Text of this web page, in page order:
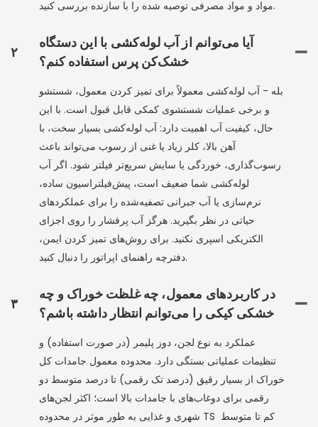
مواد و مواد مصرفی توصیه شده را با سازنده بررسی کنید.
۲
آیا می‌توانم از آب لوله‌کشی با این دستگاه
خشک‌کن پرس استفاده کنم؟
بله - آب لوله‌کشی معمولاً برای تمیز کردن معمول، شستشو
و برخی عملیات شستشوی کمکی قابل قبول است. با این
حال، کیفیت آب اهمیت دارد: آب لوله‌کشی بسیار سخت، با
آهن بالا، کلر زیاد یا غنی از رسوب می‌تواند باعث
رسوب‌گذاری، خوردگی یا سایش سریع‌تر فیلتر شود. اگر آب
لوله‌کشی شما ضعیف است، پیش‌فیلتراسیون ساده،
نرم‌سازی یا آب جبرانی تصفیه‌شده را برای عملکردهای
حیاتی در نظر بگیرید. هرگز آب پرفشار را روی اجزای
الکتریکی اسپری نکنید. برای روش‌های تمیز کردن ایمن،
دفترچه راهنمای اپراتور را دنبال کنید.
۳
در کاربردهای معمول، چه غلظت خوراک و چه
خشکی کیکی را می‌توانم انتظار داشته باشم؟
عملکرد به نوع لجن، دوز پلیمر (در صورت استفاده) و
تنظیمات عملیاتی بستگی دارد. محدوده معمول جامدات کل
خوراک از بسیار رقیق (درصد تک رقمی) تا درصد متوسط ​​دو
رقمی برای دوغاب‌های با جامدات بالا است؛ اکثر لجن‌های
شهری و غذایی به طور موثر در محدوده TS کم تا متوسط ​​